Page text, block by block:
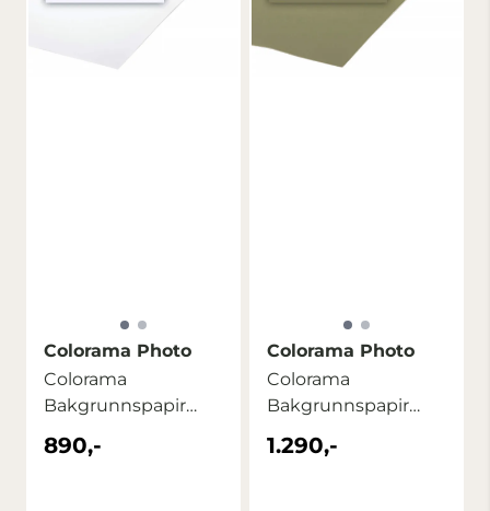
Colorama Photo
Colorama
Bakgrunnspapir
1,35m x 11m Arctic
White
890,-
Colorama Photo
Colorama
Bakgrunnspapir
2,72m x 11m Leaf
1.290,-